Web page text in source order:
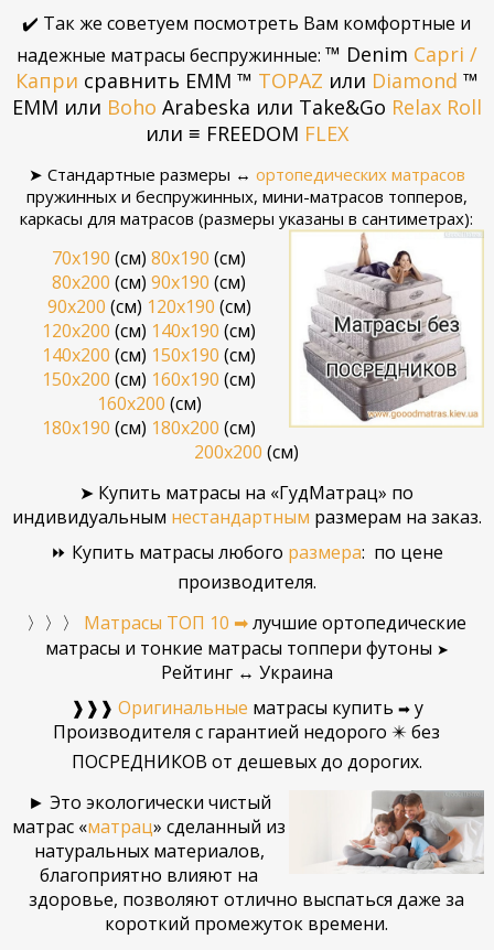
✔️ Так же советуем посмотреть Вам комфортные и
надежные матрасы беспружинные: ™ Denim Capri /
Капри сравнить ЕММ ™ TOPAZ или Diamond ™
ЕММ или Boho Arabeska или Take&Go Relax Roll
или ≡ FREEDOM FLEX
➤ Стандартные размеры ↔ ортопедических матрасов
пружинных и беспружинных, мини-матрасов топперов,
каркасы для матрасов (размеры указаны в сантиметрах):
70х190 (см)80x190 (см)
80х200 (см) 90x190 (см)
90x200 (см) 120x190 (см)
120x200 (см) 140x190 (см)
140x200 (см) 150x190 (см)
150х200 (см) 160x190 (см)
160x200 (см)
180x190(см) 180x200 (см)
200x200 (см)
➤ Купить матрасы на «ГудМатрац» по
индивидуальным нестандартным размерам на заказ.
⏩ Купить матрасы любого размера: по цене
производителя.
〉〉 〉 Матрасы ТОП 10 ➡лучшие ортопедические
матрасы и тонкие матрасы топпери футоны ➤
Рейтинг ↔ Украина
❱❱❱ Оригинальные матрасы купить ➡у
Производителяс гарантией недорого ✴️ без
ПОСРЕДНИКОВ от дешевых до дорогих.
► Это экологически чистый
матрас «матрац» сделанный из
натуральных материалов,
благоприятно влияют на
здоровье, позволяют отлично выспаться даже за
короткий промежуток времени.